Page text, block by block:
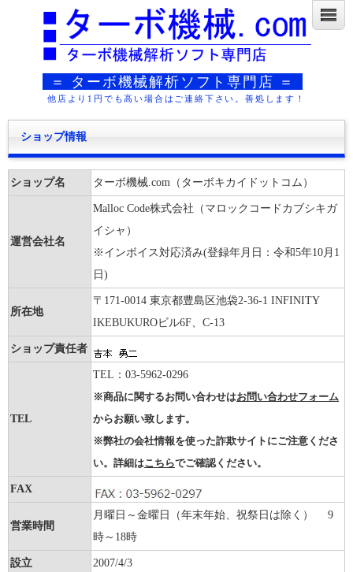
＝ ターボ機械解析ソフト専門店 ＝
他店より1円でも高い場合はご連絡下さい。善処します！
ショップ情報
ショップ名 ターボ機械.com（ターボキカイドットコム）
運営会社名
Malloc Code株式会社（マロックコードカブシキガ
イシャ）
※インボイス対応済み(登録年月日：令和5年10月1
日)
所在地
〒171-0014 東京都豊島区池袋2-36-1 INFINITY
IKEBUKUROビル6F、C-13
ショップ責任者
TEL
TEL：03-5962-0296
※商品に関するお問い合わせはお問い合わせフォーム
からお願い致します。
※弊社の会社情報を使った詐欺サイトにご注意くださ
い。詳細はこちらでご確認ください。
FAX
営業時間
月曜日～金曜日（年末年始、祝祭日は除く） 9
時～18時
設立 2007/4/3